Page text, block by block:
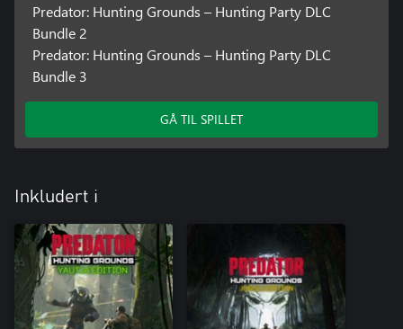
Predator: Hunting Grounds – Hunting Party DLC
Bundle 2
Predator: Hunting Grounds – Hunting Party DLC
Bundle 3
GÅ TIL SPILLET
Inkludert i